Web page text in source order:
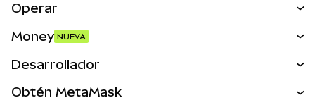
Operar
Activos del mundo real
Money NUEVA
Desarrollador
Obtén MetaMask